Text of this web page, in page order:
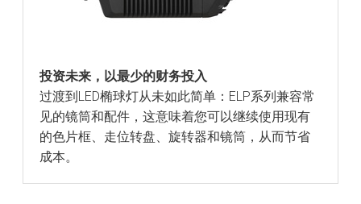
投资未来，以最少的财务投入
过渡到LED椭球灯从未如此简单：ELP系列兼容常
见的镜筒和配件，这意味着您可以继续使用现有
的色片框、走位转盘、旋转器和镜筒，从而节省
成本。